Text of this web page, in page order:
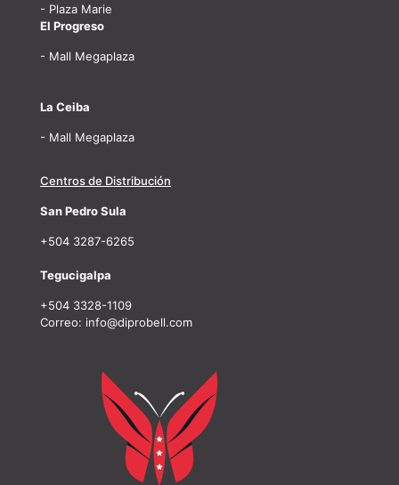
- Plaza Marie
El Progreso
- Mall Megaplaza
La Ceiba
- Mall Megaplaza
Centros de Distribución
San Pedro Sula
+504 3287-6265
Tegucigalpa
+504 3328-1109
Correo: info@diprobell.com